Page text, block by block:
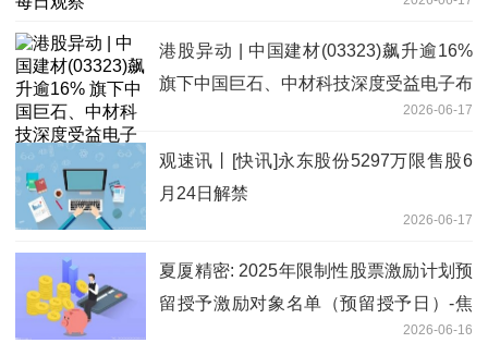
港股异动 | 中国建材(03323)飙升逾16%
旗下中国巨石、中材科技深度受益电子布
2026-06-17
观速讯丨[快讯]永东股份5297万限售股6
月24日解禁
2026-06-17
夏厦精密: 2025年限制性股票激励计划预
留授予激励对象名单（预留授予日）-焦
2026-06-16